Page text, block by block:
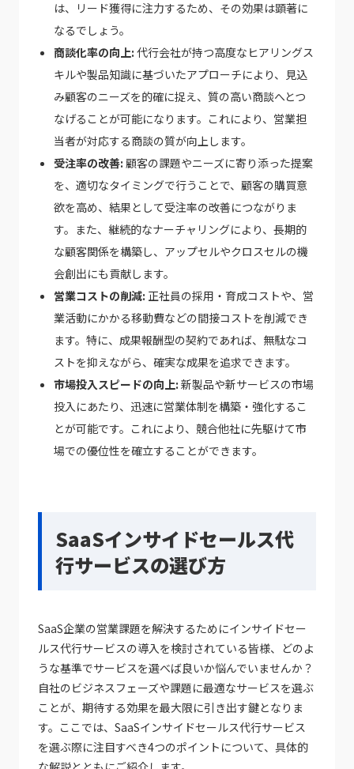
は、リード獲得に注力するため、その効果は顕著に
なるでしょう。
商談化率の向上: 代行会社が持つ高度なヒアリングス
キルや製品知識に基づいたアプローチにより、見込
み顧客のニーズを的確に捉え、質の高い商談へとつ
なげることが可能になります。これにより、営業担
当者が対応する商談の質が向上します。
受注率の改善: 顧客の課題やニーズに寄り添った提案
を、適切なタイミングで行うことで、顧客の購買意
欲を高め、結果として受注率の改善につながりま
す。また、継続的なナーチャリングにより、長期的
な顧客関係を構築し、アップセルやクロスセルの機
会創出にも貢献します。
営業コストの削減: 正社員の採用・育成コストや、営
業活動にかかる移動費などの間接コストを削減でき
ます。特に、成果報酬型の契約であれば、無駄なコ
ストを抑えながら、確実な成果を追求できます。
市場投入スピードの向上: 新製品や新サービスの市場
投入にあたり、迅速に営業体制を構築・強化するこ
とが可能です。これにより、競合他社に先駆けて市
場での優位性を確立することができます。
SaaSインサイドセールス代
行サービスの選び方
SaaS企業の営業課題を解決するためにインサイドセー
ルス代行サービスの導入を検討されている皆様、どのよ
うな基準でサービスを選べば良いか悩んでいませんか？
自社のビジネスフェーズや課題に最適なサービスを選ぶ
ことが、期待する効果を最大限に引き出す鍵となりま
す。ここでは、SaaSインサイドセールス代行サービス
を選ぶ際に注目すべき4つのポイントについて、具体的